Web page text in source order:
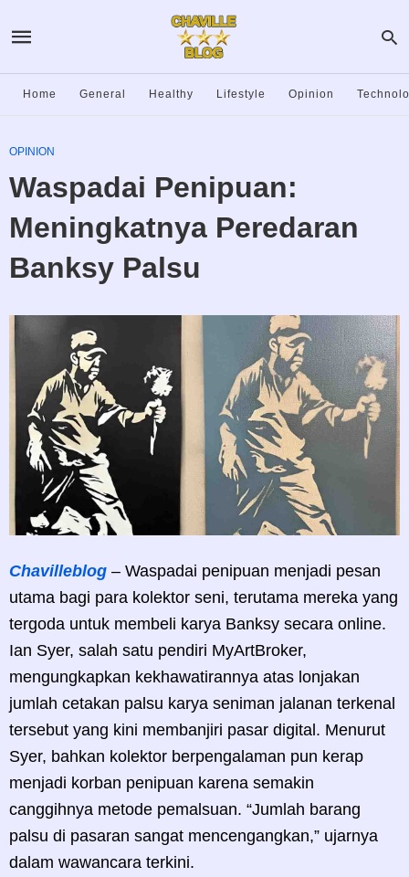
Home General Healthy Lifestyle Opinion
OPINION
Waspadai Penipuan:
Meningkatnya Peredaran
Banksy Palsu
Chavilleblog – Waspadai penipuan menjadi pesan
utama bagi para kolektor seni, terutama mereka yang
tergoda untuk membeli karya Banksy secara online.
Ian Syer, salah satu pendiri MyArtBroker,
mengungkapkan kekhawatirannya atas lonjakan
jumlah cetakan palsu karya seniman jalanan terkenal
tersebut yang kini membanjiri pasar digital. Menurut
Syer, bahkan kolektor berpengalaman pun kerap
menjadi korban penipuan karena semakin
canggihnya metode pemalsuan. “Jumlah barang
palsu di pasaran sangat mencengangkan,” ujarnya
dalam wawancara terkini.